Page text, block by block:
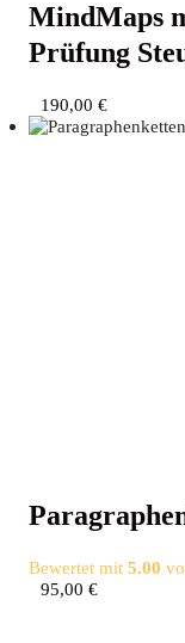
Mind­Maps
Prü­fung
190,00 €
Bewertet mit 5.00
95,00 €